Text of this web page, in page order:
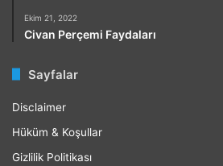
Ekim 21, 2022
Civan Perçemi Faydaları
Sayfalar
Disclaimer
Hüküm & Koşullar
Gizlilik Politikası